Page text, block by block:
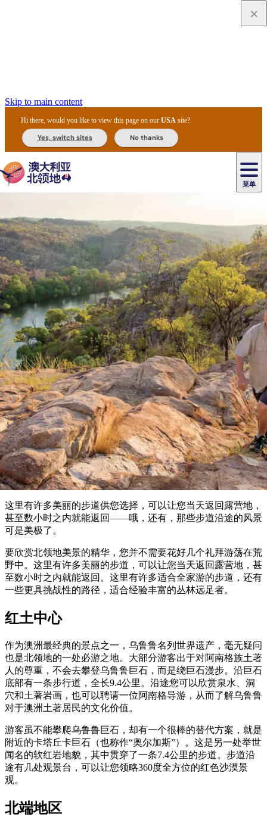
Skip to main content
Hi there, would you like to view this page on ourUSA site?
Yes, switch sites No thanks
菜单
主
导
航
景
点
最
受
欢
迎
目
的
地
内
陆
和
户
外
地
区
探
索
达
尔
文
丽
斯
鲁
杜
国
家
公
园
治
菲
家
公
园
瓦
塔
卡
国
家
公
园
提
维
群
岛
东
阿
纳
姆
地
马
塔
兰
卡
温
泉
池
尼
米
鲁
克
国
家
公
园
鲁
鲁
/
魔
鬼
大
理
石
保
护
区
马
古
克
瀑
布
茨
里
查
/
西
麦
克
唐
纳
国
家
公
园
活
动
体
验
旅
行
者
类
型
精
选
榜
单
化
体
验
食
攻
节
庆
动
户
外
和
探
险
然
和
动
植
物
历
史
和
遗
产
钓
鱼
高
端
旅
游
露
营
和
豪
华
野
营
旅
行
灵
感
规
划
您
的
旅
行
规
划
和
预
订
实
用
信
息
划
工
具
住
宿
同
旅
租
车
通
搜
索:
Sign
步行和远足
北领地的短途游
这里有许多美丽的步道供您选择，可以让您当天返回露营地，
甚至数小时之内就能返回——哦，还有，那些步道沿途的风景
可是美极了。
要欣赏北领地美景的精华，您并不需要花好几个礼拜游荡在荒
野中。这里有许多美丽的步道，可以让您当天返回露营地，甚
至数小时之内就能返回。这里有许多适合全家游的步道，还有
一些更具挑战性的路径，适合经验丰富的丛林远足者。
红土中心
作为澳洲最经典的景点之一，乌鲁鲁名列世界遗产，毫无疑问
也是北领地的一处必游之地。大部分游客出于对阿南格族土著
人的尊重，不会去攀登乌鲁鲁巨石，而是绕巨石漫步。沿巨石
底部有一条步行道，全长9.4公里。沿途您可以欣赏泉水、洞
穴和土著岩画，也可以聘请一位阿南格导游，从而了解乌鲁鲁
对于澳洲土著居民的文化价值。
游客虽不能攀爬乌鲁鲁巨石，却有一个很棒的替代方案，就是
附近的卡塔丘卡巨石（也称作“奥尔加斯”）。这是另一处举世
闻名的软红岩地貌，其中贯穿了一条7.4公里的步道。步道沿
途有几处观景台，可以让您领略360度全方位的红色沙漠景
观。
北端地区